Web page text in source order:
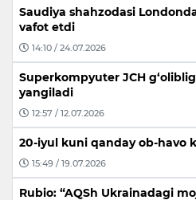
Saudiya shahzodasi
vafot etdi
14:10 / 24.07.2026
Superkompyuter JCH
yangiladi
12:57 / 12.07.2026
20-iyul kuni qanday ob-havo
15:49 / 19.07.2026
Rubio: “AQSh Ukrainadagi